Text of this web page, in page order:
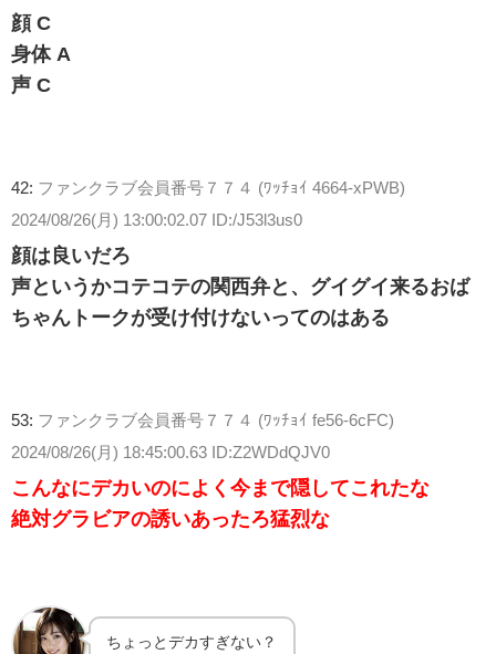
顔 C
身体 A
声 C
42: ファンクラブ会員番号７７４ (ﾜｯﾁｮｲ 4664-xPWB)
2024/08/26(月) 13:00:02.07 ID:/J53l3us0
顔は良いだろ
声というかコテコテの関西弁と、グイグイ来るおば
ちゃんトークが受け付けないってのはある
53: ファンクラブ会員番号７７４ (ﾜｯﾁｮｲ fe56-6cFC)
2024/08/26(月) 18:45:00.63 ID:Z2WDdQJV0
こんなにデカいのによく今まで隠してこれたな
絶対グラビアの誘いあったろ猛烈な
ちょっとデカすぎない？